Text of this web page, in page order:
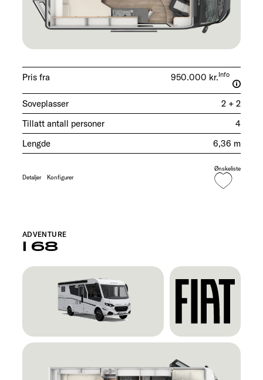
Pris fra 950.000 kr.Info
Soveplasser
2 + 2
Tillatt antall personer
4
Lengde
6,36 m
Detaljer Konfigurer
Ønskeliste
I 68
ADVENTURE